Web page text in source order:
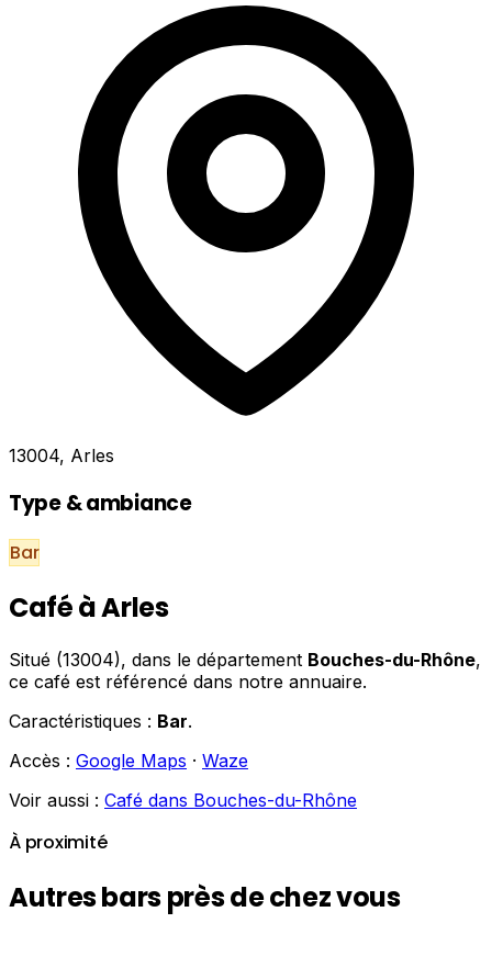
13004, Arles
Type & ambiance
Bar
Café à Arles
Situé (13004), dans le département Bouches-du-Rhône,
ce café est référencé dans notre annuaire.
Caractéristiques : Bar.
Accès : Google Maps · Waze
Voir aussi : Café dans Bouches-du-Rhône
À proximité
Autres bars près de chez vous